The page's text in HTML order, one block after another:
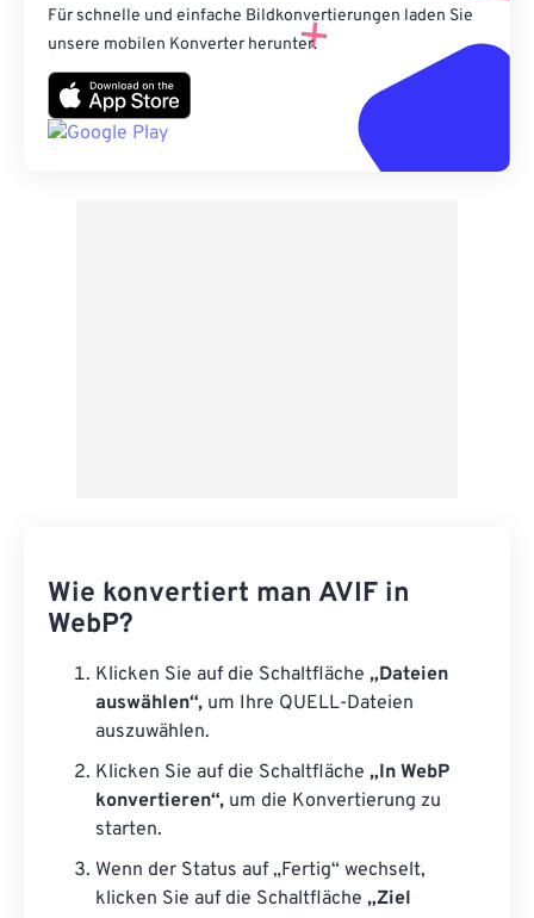
Für schnelle und einfache Bildkonvertierungen laden Sie
unsere mobilen Konverter herunter.
Wie konvertiert man AVIF in
WebP?
Klicken Sie auf die Schaltfläche „Dateien
auswählen“, um Ihre QUELL-Dateien
auszuwählen.
Klicken Sie auf die Schaltfläche „In WebP
konvertieren“, um die Konvertierung zu
starten.
Wenn der Status auf „Fertig“ wechselt,
klicken Sie auf die Schaltfläche „Ziel